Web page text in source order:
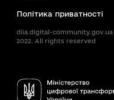
Політика приватності
diia.digital-community.gov.ua
2022. All rights reserved